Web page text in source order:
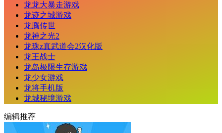
龙龙大暴走游戏
龙迹之城游戏
龙腾传世
龙神之光2
龙珠z真武道会2汉化版
龙王战士
龙岛极限生存游戏
龙少女游戏
龙将手机版
龙城秘境游戏
编辑推荐